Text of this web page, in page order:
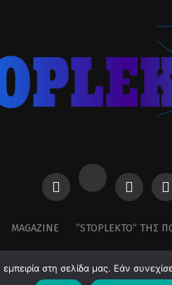
MAGAZINE ”STOPLEKTO” ΤΗΣ
στη σελίδα μας. Εάν